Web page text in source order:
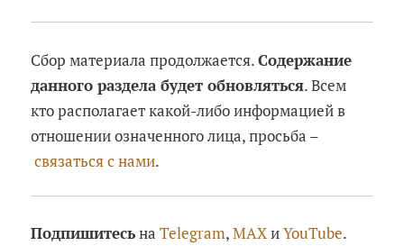
Сбор материала продолжается.Содержание
данного раздела будет обновляться. Всем
кто располагает какой-либо информацией в
отношении означенного лица, просьба –
связаться с нами.
ПодпишитесьнаTelegram,MAXиYouTube.